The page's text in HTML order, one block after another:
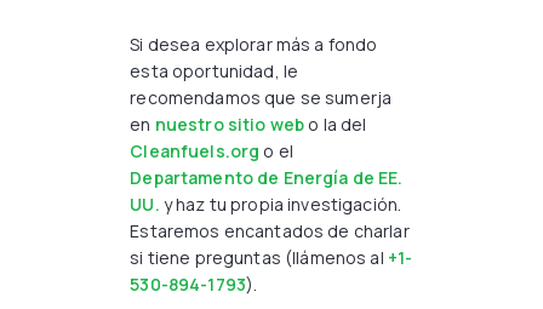
Si desea explorar más a fondo
esta oportunidad, le
recomendamos que se sumerja
en nuestro sitio web o la del
Cleanfuels.org o el
Departamento de Energía de EE.
UU. y haz tu propia investigación.
Estaremos encantados de charlar
si tiene preguntas (llámenos al +1-
530-894-1793).